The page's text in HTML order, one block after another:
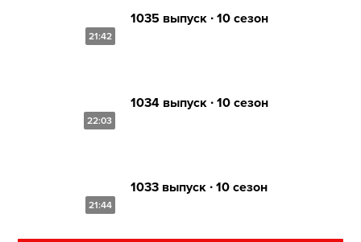
21:42
1035 выпуск ∙ 10 сезон
22:03
1034 выпуск ∙ 10 сезон
21:44
1033 выпуск ∙ 10 сезон